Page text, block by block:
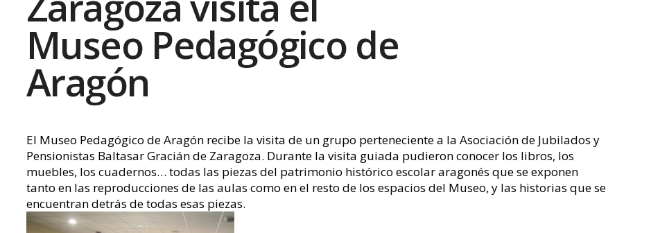
Museo Pedagógico de
Aragón
El Museo Pedagógico de Aragón recibe la visita de un grupo perteneciente a la Asociación de Jubilados y
Pensionistas Baltasar Gracián de Zaragoza. Durante la visita guiada pudieron conocer los libros, los
muebles, los cuadernos… todas las piezas del patrimonio histórico escolar aragonés que se exponen
tanto en las reproducciones de las aulas como en el resto de los espacios del Museo, y las historias que se
encuentran detrás de todas esas piezas.